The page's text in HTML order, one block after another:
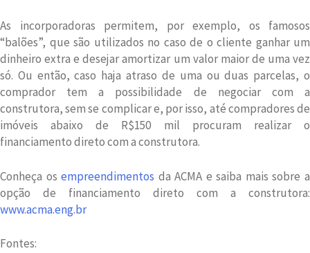
As incorporadoras permitem, por exemplo, os famosos
“balões”, que são utilizados no caso de o cliente ganhar um
dinheiro extra e desejar amortizar um valor maior de uma vez
só. Ou então, caso haja atraso de uma ou duas parcelas, o
comprador tem a possibilidade de negociar com a
construtora, sem se complicar e, por isso, até compradores de
imóveis abaixo de R$150 mil procuram realizar o
financiamento direto com a construtora.
Conheça osempreendimentos da ACMA e saiba mais sobre a
opção de financiamento direto com a construtora:
www.acma.eng.br
Fontes: